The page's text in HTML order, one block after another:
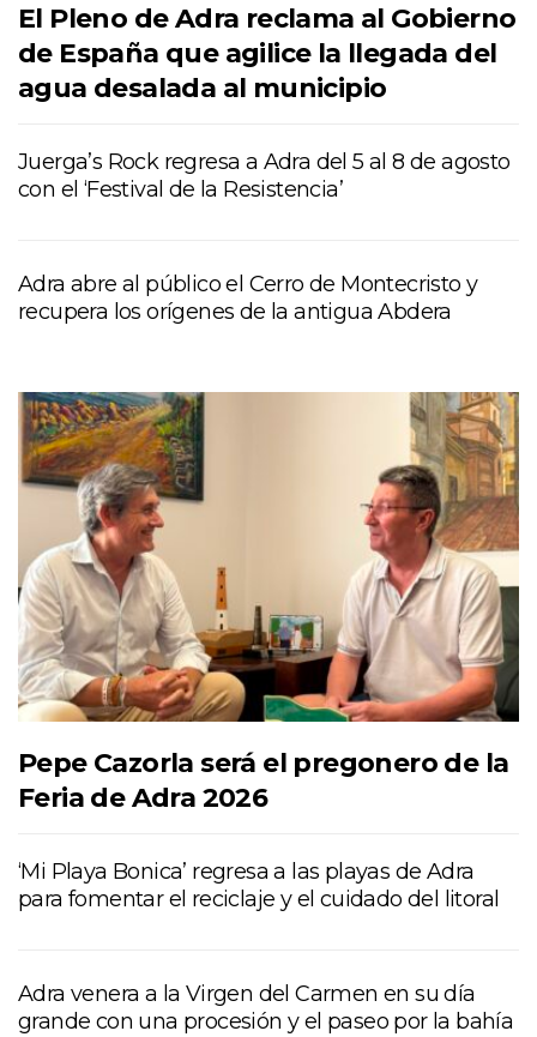
El Pleno de Adra reclama al Gobierno
de España que agilice la llegada del
agua desalada al municipio
Juerga’s Rock regresa a Adra del 5 al 8 de agosto
con el ‘Festival de la Resistencia’
Adra abre al público el Cerro de Montecristo y
recupera los orígenes de la antigua Abdera
Pepe Cazorla será el pregonero de la
Feria de Adra 2026
‘Mi Playa Bonica’ regresa a las playas de Adra
para fomentar el reciclaje y el cuidado del litoral
Adra venera a la Virgen del Carmen en su día
grande con una procesión y el paseo por la bahía